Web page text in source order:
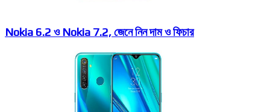
Nokia 6.2 ও Nokia 7.2, জেনে নিন দাম ও ফিচার